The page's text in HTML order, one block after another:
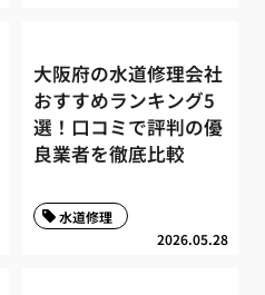
大阪府の水道修理会社
おすすめランキング5
選！口コミで評判の優
良業者を徹底比較
2026.05.28
水道修理